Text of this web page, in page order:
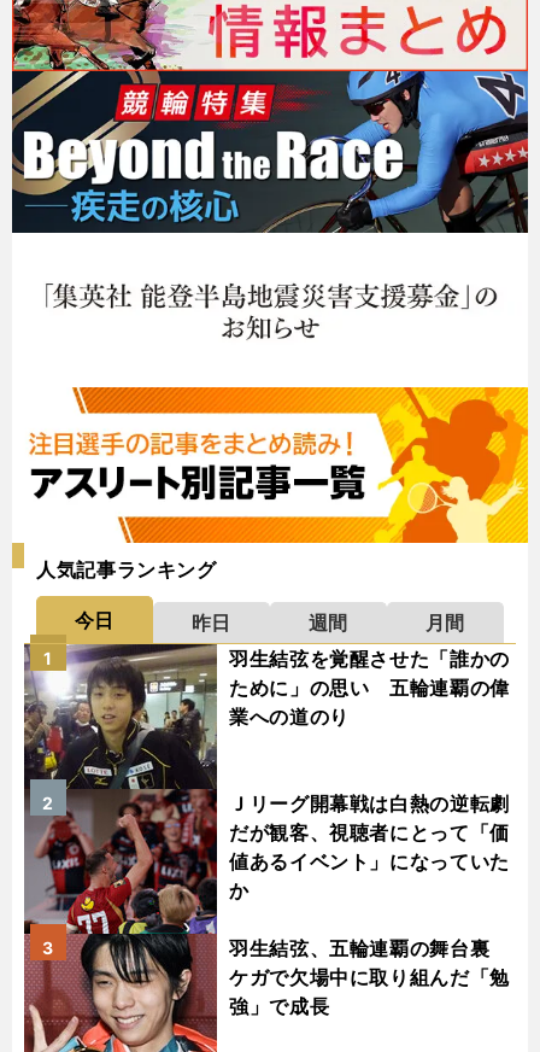
人気記事ランキング
今日 昨日 週間
月間
羽生結弦を覚醒させた「誰かの
ために」の思い 五輪連覇の偉
業への道のり
1
Ｊリーグ開幕戦は白熱の逆転劇
だが観客、視聴者にとって「価
値あるイベント」になっていた
か
2
羽生結弦、五輪連覇の舞台裏
ケガで欠場中に取り組んだ「勉
強」で成長
3